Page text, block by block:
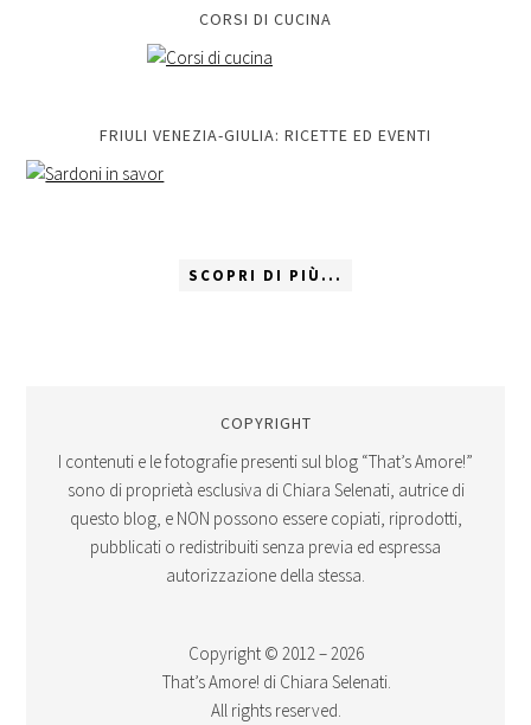
CORSI DI CUCINA
FRIULI VENEZIA-GIULIA: RICETTE ED EVENTI
SCOPRI DI PIÙ...
COPYRIGHT
I contenuti e le fotografie presenti sul blog “That’s Amore!”
sono di proprietà esclusiva di Chiara Selenati, autrice di
questo blog, e NON possono essere copiati, riprodotti,
pubblicati o redistribuiti senza previa ed espressa
autorizzazione della stessa.
Copyright © 2012 – 2026
That’s Amore! di Chiara Selenati.
All rights reserved.